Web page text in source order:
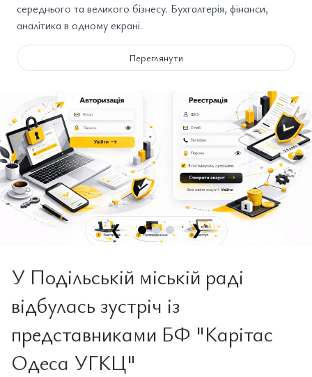
середнього та великого бізнесу. Бухгалтерія, фінанси,
аналітика в одному екрані.
Переглянути
❮ ❯
У Подільській міській раді
відбулась зустріч із
представниками БФ "Карітас
Одеса УГКЦ"